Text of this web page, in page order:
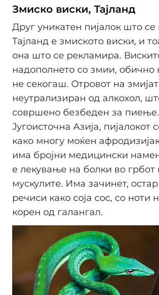
Змиско виски, Тајланд
Друг уникатен пијалок што се
Тајланд е змиското виски, и
она што се рекламира.
надополнето со змии, обично
не секогаш. Отровот на
неутрализиран од алкохол,
совршено безбеден за
Југоисточна Азија, пијалокот
како многу моќен
има бројни медицински
е лекување на болки во грбот
мускулите. Има зачинет, остар
речиси како соја сос, со
корен од галангал.